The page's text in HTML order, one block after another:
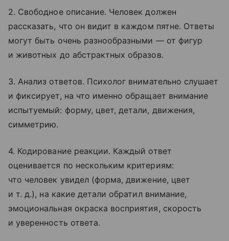
2. Свободное описание. Человек должен
рассказать, что он видит в каждом пятне. Ответы
могут быть очень разнообразными — от фигур
и животных до абстрактных образов.
3. Анализ ответов. Психолог внимательно слушает
и фиксирует, на что именно обращает внимание
испытуемый: форму, цвет, детали, движения,
симметрию.
4. Кодирование реакции. Каждый ответ
оценивается по нескольким критериям:
что человек увидел (форма, движение, цвет
и т. д.), на какие детали обратил внимание,
эмоциональная окраска восприятия, скорость
и уверенность ответа.